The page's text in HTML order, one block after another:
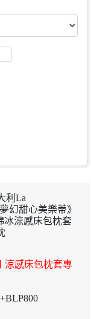
利La
幻甜心美樂蒂》
冰涼感床包枕套
涼感床包枕套專